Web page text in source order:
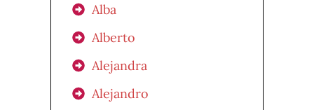
Alba
Alberto
Alejandra
Alejandro